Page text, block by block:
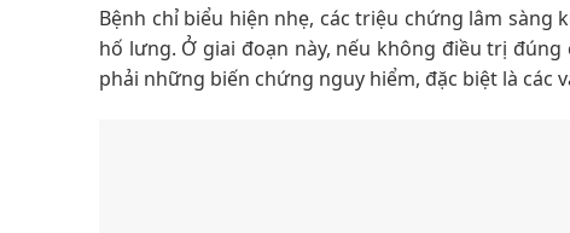
Bệnh chỉ biểu hiện nhẹ, các triệu chứng lâm
hố lưng. Ở giai đoạn này, nếu không điều trị
phải những biến chứng nguy hiểm, đặc biệt là các